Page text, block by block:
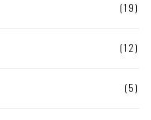
(19)
(12)
(5)